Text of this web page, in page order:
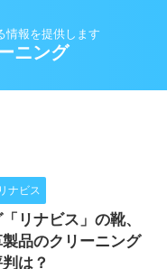
情報を提供します
ニング
リナビス
リナビス」の靴、
品のクリーニング
は？